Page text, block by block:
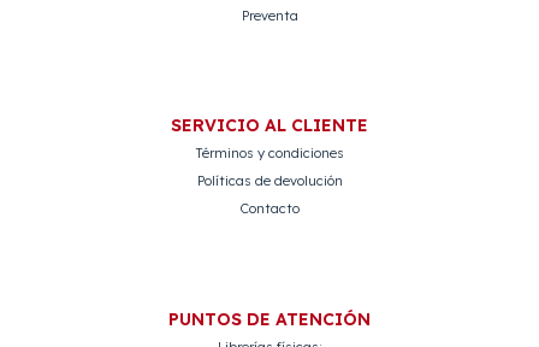
Preventa
SERVICIO AL CLIENTE
Términos y condiciones
Políticas de devolución
Contacto
PUNTOS DE ATENCIÓN